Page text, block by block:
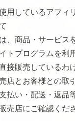
用しているアフィ
、商品・サービス
トプログラムを利
接販売しているわ
店とお客様との取
払い・配送・返品
売店にご確認くだ